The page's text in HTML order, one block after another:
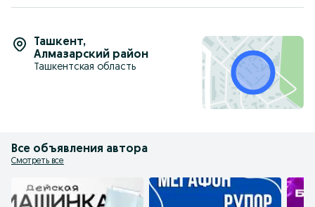
Ташкент,
Алмазарский район
Ташкентская область
Все объявления автора
Смотреть все